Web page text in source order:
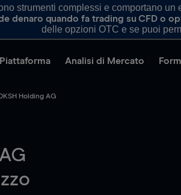
strumenti complessi e comportano
denaro quando fa trading su CFD o
delle opzioni OTC e se puoi
Piattaforma Analisi di Mercato
DKSH Holding AG